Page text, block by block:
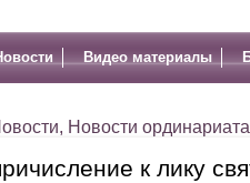
Видео материалы
, Новости ординариата
к лику